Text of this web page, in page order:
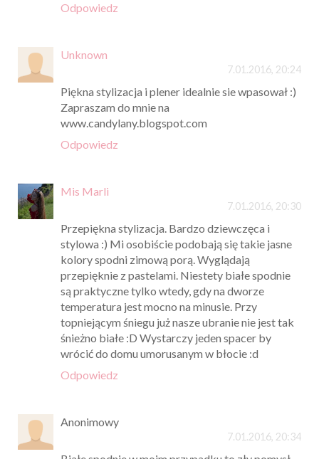
Odpowiedz
Unknown
7.01.2016, 20:24
Piękna stylizacja i plener idealnie sie wpasował :)
Zapraszam do mnie na
www.candylany.blogspot.com
Odpowiedz
Mis Marli
7.01.2016, 20:30
Przepiękna stylizacja. Bardzo dziewczęca i
stylowa :) Mi osobiście podobają się takie jasne
kolory spodni zimową porą. Wyglądają
przepięknie z pastelami. Niestety białe spodnie
są praktyczne tylko wtedy, gdy na dworze
temperatura jest mocno na minusie. Przy
topniejącym śniegu już nasze ubranie nie jest tak
śnieżno białe :D Wystarczy jeden spacer by
wrócić do domu umorusanym w błocie :d
Odpowiedz
Anonimowy
7.01.2016, 20:34